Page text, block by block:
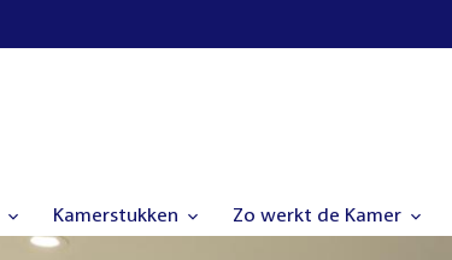
Kamerstukken Zo werkt de Kamer